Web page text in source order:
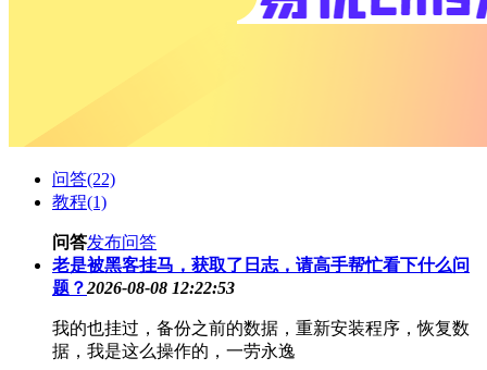
问答(22)
教程(1)
问答发布问答
老是被黑客挂马，获取了日志，请高手帮忙看下什么问
题？2026-08-08 12:22:53
我的也挂过，备份之前的数据，重新安装程序，恢复数
据，我是这么操作的，一劳永逸